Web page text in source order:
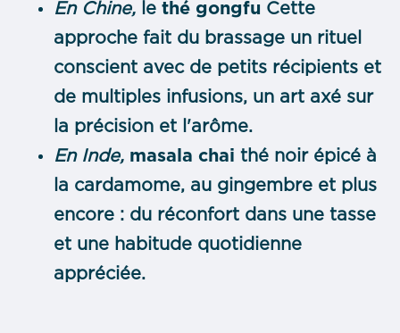
En Chine, le thé gongfu Cette
approche fait du brassage un rituel
conscient avec de petits récipients et
de multiples infusions, un art axé sur
la précision et l'arôme.
En Inde, masala chai thé noir épicé à
la cardamome, au gingembre et plus
encore : du réconfort dans une tasse
et une habitude quotidienne
appréciée.